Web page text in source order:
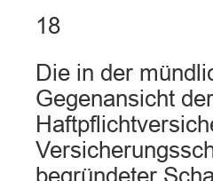
18
Die in der
Gegenansicht
begründeter